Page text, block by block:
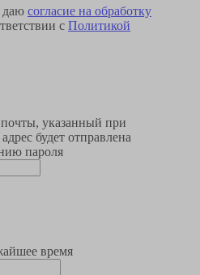
даю согласие на обработку
с Политикой
указанный при
будет отправлена
пароля
время